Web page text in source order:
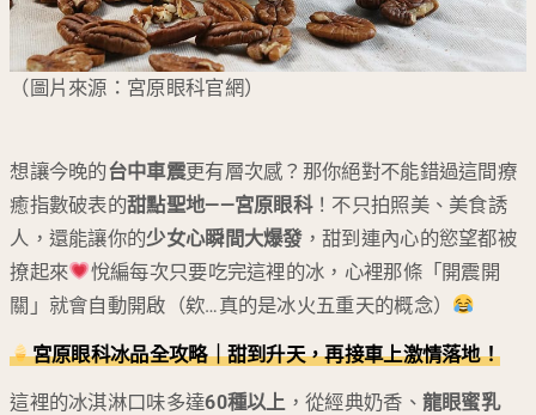
（圖片來源：宮原眼科官網）
想讓今晚的台中車震更有層次感？那你絕對不能錯過這間療
癒指數破表的甜點聖地——宮原眼科！不只拍照美、美食誘
人，還能讓你的少女心瞬間大爆發，甜到連內心的慾望都被
撩起來
悅編每次只要吃完這裡的冰，心裡那條「開震開
關」就會自動開啟（欸…真的是冰火五重天的概念）
宮原眼科冰品全攻略｜甜到升天，再接車上激情落地！
這裡的冰淇淋口味多達60種以上 ，從經典奶香、 龍眼蜜乳